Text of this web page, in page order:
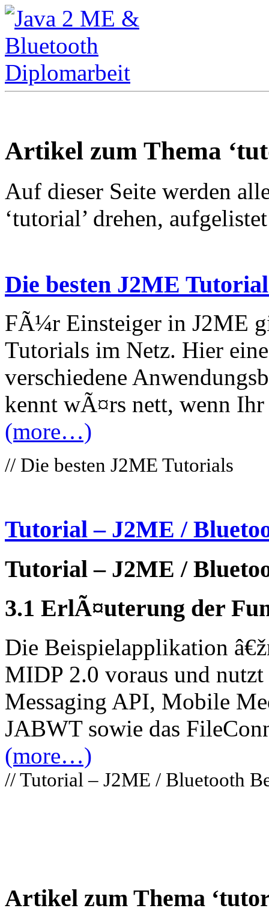
Artikel zum Thema
Auf dieser Seite werden
‘tutorial’ drehen,
Die besten J2ME
FÃ¼r Einsteiger in J2ME
Tutorials im Netz. Hier
verschiedene
kennt wÃ¤rs nett, wenn
(more…)
// Die besten J2ME Tutorials
Tutorial – J2ME /
Tutorial – J2ME /
3.1 ErlÃ¤uterung der
Die Beispielapplikation
MIDP 2.0 voraus und
Messaging API, Mobile
JABWT sowie das
(more…)
// Tutorial – J2ME / Bluetooth
Artikel zum Thema